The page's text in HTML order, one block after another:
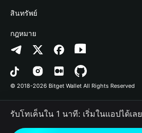
ศูนย์ช่วยเหลือ
ติดต่อเรา
ทรัพยากรข้อมูลของแบรนด์
อาชีพ
Crypto Swap API
Altcoin Season Index
Prediction Markets
DApp
RWA
Bitget Wallet Pay
ลิสต์โปรเจกต์
เทคโนโลยีความปลอดภัย
ซื้อคริปโต
การตรวจจับการอนุญาต
การตรวจจับสัญญา
การโอนเป็นชุด
สินทรัพย์
Arbitrum
Avalanche
Bitcoin
Polygon
กฎหมาย
นโยบายความเป็นส่วนตัว
ข้อตกลงในการใช้บริการ
© 2018-2026 Bitget Wallet All Rights Reserved
รับโทเค็นใน 1 นาที: เริ่มในแอปได้เลย